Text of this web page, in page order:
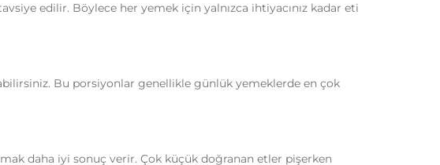
edilir. Böylece her yemek için yalnızca ihtiyacınız kadar eti
Bu porsiyonlar genellikle günlük yemeklerde en çok
daha iyi sonuç verir. Çok küçük doğranan etler pişerken